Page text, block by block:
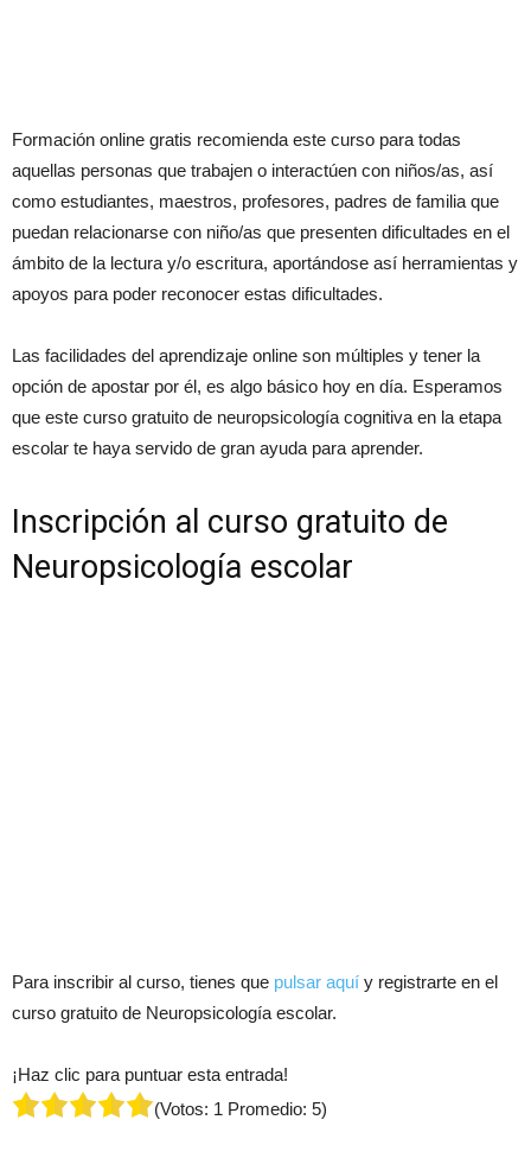
Formación online gratis recomienda este curso para todas
aquellas personas que trabajen o interactúen con niños/as, así
como estudiantes, maestros, profesores, padres de familia que
puedan relacionarse con niño/as que presenten dificultades en el
ámbito de la lectura y/o escritura, aportándose así herramientas y
apoyos para poder reconocer estas dificultades.
Las facilidades del aprendizaje online son múltiples y tener la
opción de apostar por él, es algo básico hoy en día. Esperamos
que este curso gratuito de neuropsicología cognitiva en la etapa
escolar te haya servido de gran ayuda para aprender.
Inscripción al curso gratuito de
Neuropsicología escolar
Para inscribir al curso, tienes que pulsar aquí y registrarte en el
curso gratuito de Neuropsicología escolar.
¡Haz clic para puntuar esta entrada!
(Votos: 1 Promedio: 5)